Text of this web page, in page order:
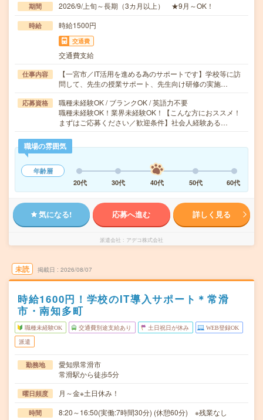
期間 2026/9/上旬～長期（3カ月以上） ★9月～OK！
時給 時給1500円
交通費
交通費支給
仕事内容
【一宮市／IT活用を進める為のサポートです】学校等に訪
問して、先生の授業サポート、先生向け研修の実施…
応募資格
職種未経験OK / ブランクOK / 英語力不要
職種未経験OK！業界未経験OK！【こんな方におススメ！
まずはご応募ください／歓迎条件】社会人経験ある…
職場の雰囲気
年齢層
20代
30代 40代 50代 60代
気になる! 応募へ進む 詳しく見る
派遣会社 アデコ株式会社
未読 掲載日 2026/08/07
時給1600円！学校のIT導入サポート＊常滑
市・南知多町
職種未経験OK 交通費別途支給あり 土日祝日が休み WEB登録OK
派遣
勤務地
愛知県常滑市
常滑駅から徒歩5分
曜日頻度 月～金※土日休み！
時間 8:20～16:50(実働:7時間30分) (休憩60分) ※残業なし